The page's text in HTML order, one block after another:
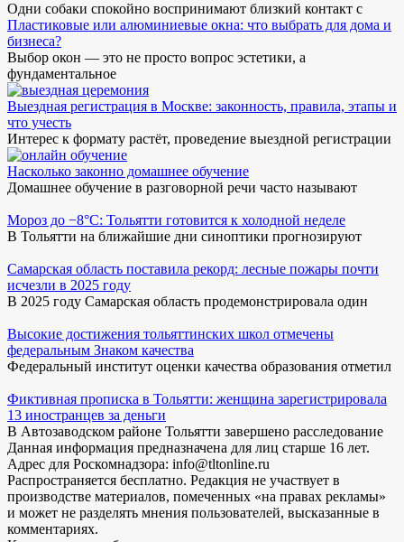
Одни собаки спокойно воспринимают близкий контакт с
Пластиковые или алюминиевые окна: что выбрать для дома и
бизнеса?
Выбор окон — это не просто вопрос эстетики, а
фундаментальное
Выездная регистрация в Москве: законность, правила, этапы и
что учесть
Интерес к формату растёт, проведение выездной регистрации
Насколько законно домашнее обучение
Домашнее обучение в разговорной речи часто называют
Мороз до −8°C: Тольятти готовится к холодной неделе
В Тольятти на ближайшие дни синоптики прогнозируют
Самарская область поставила рекорд: лесные пожары почти
исчезли в 2025 году
В 2025 году Самарская область продемонстрировала один
Высокие достижения тольяттинских школ отмечены
федеральным Знаком качества
Федеральный институт оценки качества образования отметил
Фиктивная прописка в Тольятти: женщина зарегистрировала
13 иностранцев за деньги
В Автозаводском районе Тольятти завершено расследование
Данная информация предназначена для лиц старше 16 лет.
Адрес для Роскомнадзора: info@tltonline.ru
Распространяется бесплатно. Редакция не участвует в
производстве материалов, помеченных «на правах рекламы»
и может не разделять мнения пользователей, высказанные в
комментариях.